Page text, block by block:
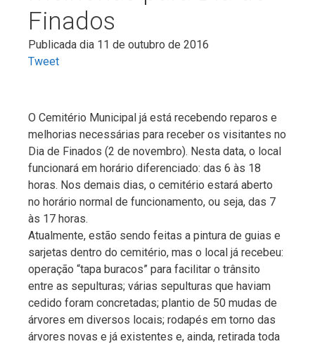
Finados
Publicada dia 11 de outubro de 2016
Tweet
O Cemitério Municipal já está recebendo reparos e
melhorias necessárias para receber os visitantes no
Dia de Finados (2 de novembro). Nesta data, o local
funcionará em horário diferenciado: das 6 às 18
horas. Nos demais dias, o cemitério estará aberto
no horário normal de funcionamento, ou seja, das 7
às 17 horas.
Atualmente, estão sendo feitas a pintura de guias e
sarjetas dentro do cemitério, mas o local já recebeu:
operação “tapa buracos” para facilitar o trânsito
entre as sepulturas; várias sepulturas que haviam
cedido foram concretadas; plantio de 50 mudas de
árvores em diversos locais; rodapés em torno das
árvores novas e já existentes e, ainda, retirada toda